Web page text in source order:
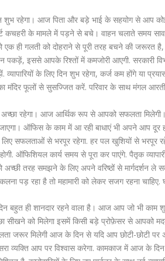
शुभ रहेगा। आज पिता और बड़े भाई के सहयोग से आप
कचहरी के मामले में पड़ने से बचे। वाहन चलाते समय
ही गलती को दोहराने से पूरी तरह बचने की जरूरत है,
पकड़ें, इससे आपके रिश्तों में कमजोरी आएगी. सरकारी
के लिए दिन शुभ रहेगा, कर्ज कम होंगे या
मंदिर फूलों से सुसज्जित करें. परिवार के साथ मंगल आरती
रहेगा। आज आर्थिक रूप से आपको सफलता
ऑफिस के काम में आ रही बाधाएं भी अपने आप दूर
सफलताओं से भरपूर रहेगा. हर पल खुशियों से भरपूर
ऑफिशियल कार्य समय से पूरा कर पाएंगे. पैतृक
अच्छी तरह समझने के लिए अपने वरिष्ठों से मार्गदर्शन
पड़ रहा है तो महामारी को लेकर सजग रहना चाहिए.
बहुत ही शानदार रहने वाला है। आज आप जो भी
सीखने को मिलेगा इसमें किसी बड़े प्रोफ़ेसर से आपको
जरूर मिलेगी आज के दिन से यदि आप छोटी-छोटी
व्यक्ति आप पर विश्वास करेगा. कामकाज में आज के